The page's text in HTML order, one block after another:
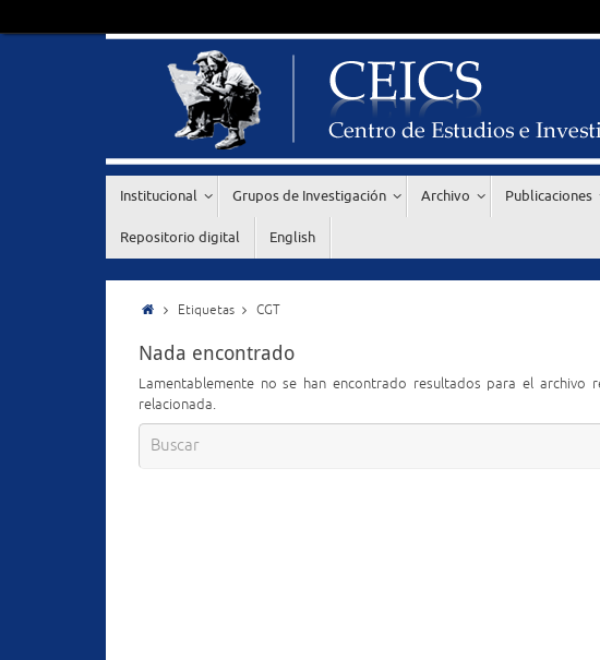
Institucional Grupos de Investigación Archivo Publicaciones
Repositorio digital English
Etiquetas CGT
Nada encontrado
Lamentablemente no se han encontrado resultados para el
relacionada.